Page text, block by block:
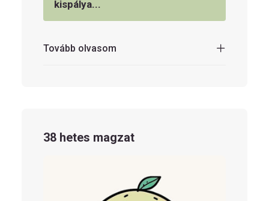
kispálya...
Tovább olvasom
38 hetes magzat